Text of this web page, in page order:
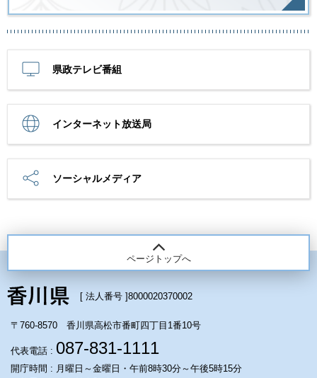
県政テレビ番組
インターネット放送局
ソーシャルメディア
ページトップへ
[ 法人番号 ]8000020370002
〒760-8570 香川県高松市番町四丁目1番10号
代表電話 : 087-831-1111
開庁時間 : 月曜日～金曜日・午前8時30分～午後5時15分